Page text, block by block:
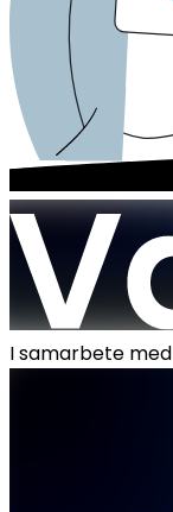
I samarbete med